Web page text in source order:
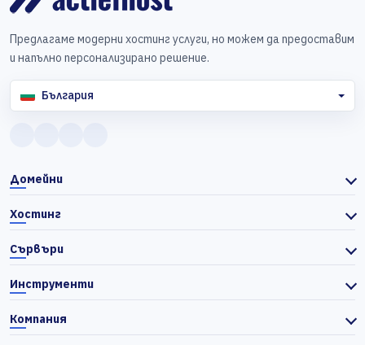
Предлагаме модерни хостинг услуги, но можем да предоставим
и напълно персонализирано решение.
България
Домейни
Хостинг
Сървъри
Инструменти
Компания